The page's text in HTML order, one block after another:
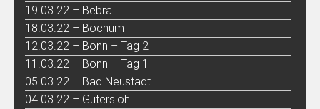
19.03.22 – Bebra
18.03.22 – Bochum
12.03.22 – Bonn – Tag 2
11.03.22 – Bonn – Tag 1
05.03.22 – Bad Neustadt
04.03.22 – Gütersloh